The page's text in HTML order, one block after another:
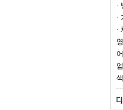
·
·
·